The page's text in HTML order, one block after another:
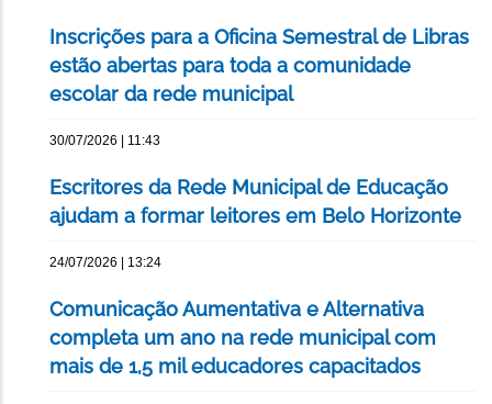
Inscrições para a Oficina Semestral de Libras
estão abertas para toda a comunidade
escolar da rede municipal
30/07/2026 | 11:43
Escritores da Rede Municipal de Educação
ajudam a formar leitores em Belo Horizonte
24/07/2026 | 13:24
Comunicação Aumentativa e Alternativa
completa um ano na rede municipal com
mais de 1,5 mil educadores capacitados